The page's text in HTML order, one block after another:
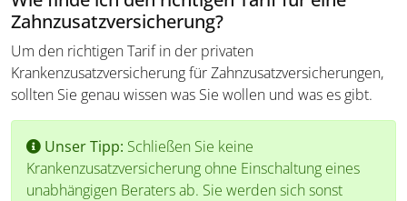
Zahnzusatzversicherung?
Um den richtigen Tarif in der privaten
Krankenzusatzversicherung für Zahnzusatzversicherungen,
sollten Sie genau wissen was Sie wollen und was es gibt.
Unser Tipp: Schließen Sie keine
Krankenzusatzversicherung ohne Einschaltung eines
unabhängigen Beraters ab. Sie werden sich sonst